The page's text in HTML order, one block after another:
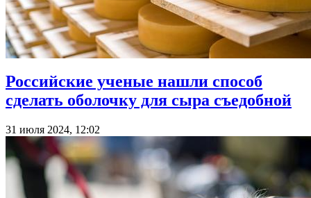
Российские ученые нашли способ
сделать оболочку для сыра съедобной
31 июля 2024, 12:02